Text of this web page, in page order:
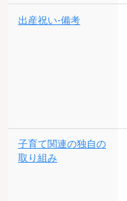
出産祝い-備考
子育て関連の独自の
取り組み